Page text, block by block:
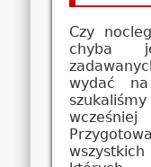
Czy
chyba
wydać